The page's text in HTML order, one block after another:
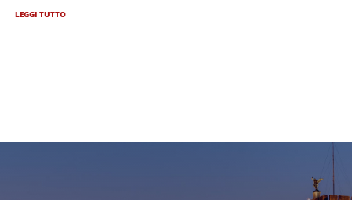
LEGGI TUTTO